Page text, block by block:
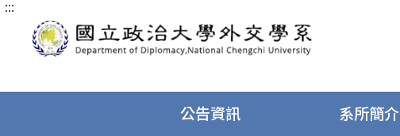
跳
塊
:::
公告資訊 系所簡介